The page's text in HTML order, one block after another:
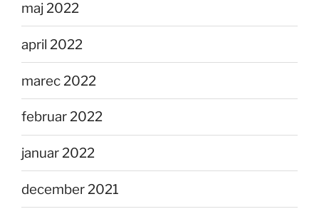
maj 2022
april 2022
marec 2022
februar 2022
januar 2022
december 2021